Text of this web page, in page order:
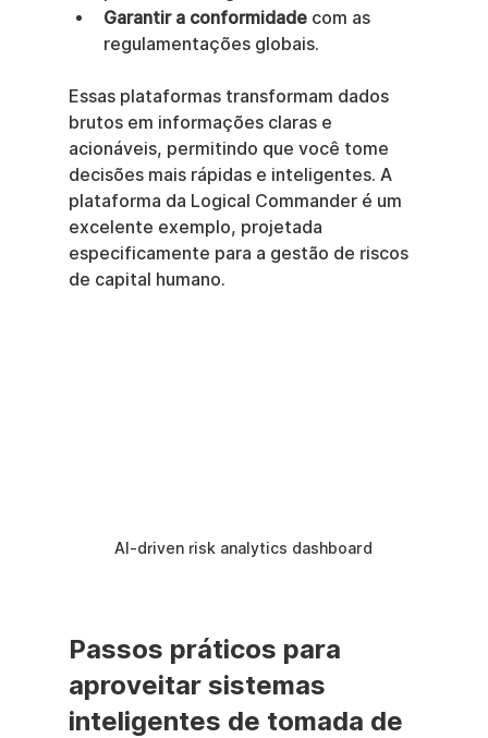
Garantir a conformidade com as
regulamentações globais.
Essas plataformas transformam dados
brutos em informações claras e
acionáveis, permitindo que você tome
decisões mais rápidas e inteligentes. A
plataforma da Logical Commander é um
excelente exemplo, projetada
especificamente para a gestão de riscos
de capital humano.
AI-driven risk analytics dashboard
Passos práticos para
aproveitar sistemas
inteligentes de tomada de